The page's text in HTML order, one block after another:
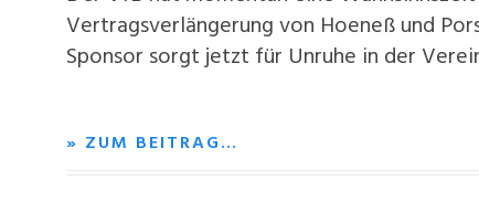
Vertragsverlängerung von Hoeneß und
Sponsor sorgt jetzt für Unruhe in der
» ZUM BEITRAG…